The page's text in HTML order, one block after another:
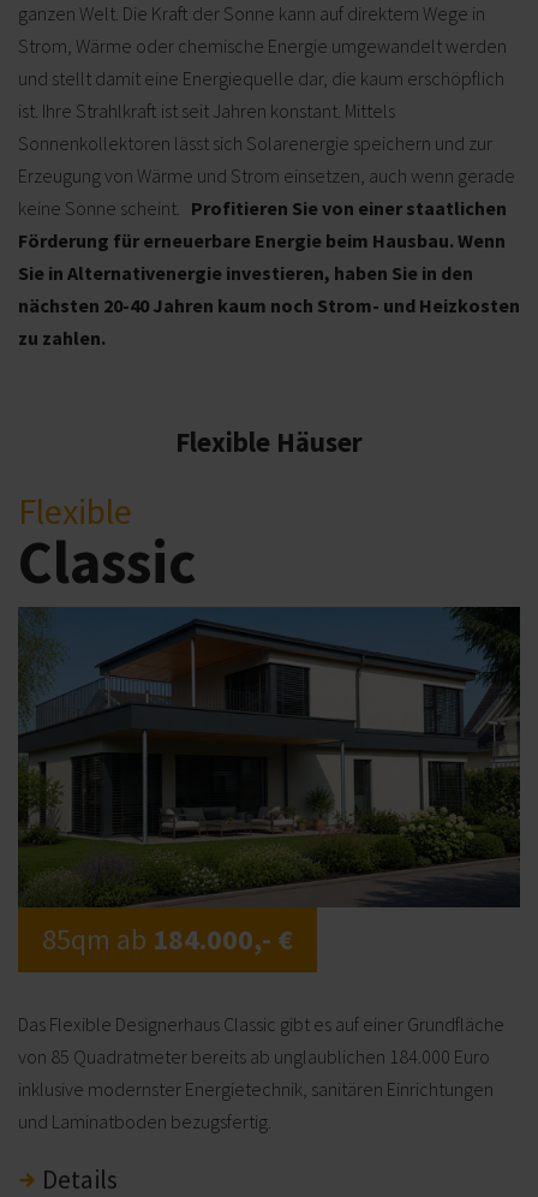
ganzen Welt. Die Kraft der Sonne kann auf direktem Wege in
Strom, Wärme oder chemische Energie umgewandelt werden
und stellt damit eine Energiequelle dar, die kaum erschöpflich
ist. Ihre Strahlkraft ist seit Jahren konstant. Mittels
Sonnenkollektoren lässt sich Solarenergie speichern und zur
Erzeugung von Wärme und Strom einsetzen, auch wenn gerade
keine Sonne scheint. Profitieren Sie von einer staatlichen
Förderung für erneuerbare Energie beim Hausbau. Wenn
Sie in Alternativenergie investieren, haben Sie in den
nächsten 20-40 Jahren kaum noch Strom- und Heizkosten
zu zahlen.
Flexible Häuser
Flexible
Classic
85qm ab 184.000,- €
Das Flexible Designerhaus Classic gibt es auf einer Grundfläche
von 85 Quadratmeter bereits ab unglaublichen 184.000 Euro
inklusive modernster Energietechnik, sanitären Einrichtungen
und Laminatboden bezugsfertig.
Details